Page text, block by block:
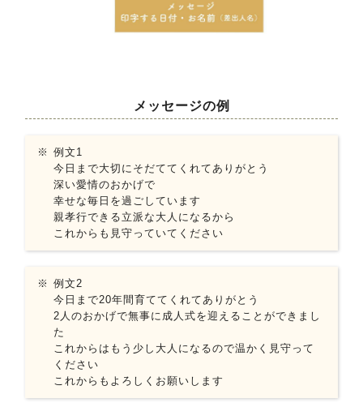
メッセージの例
例文1
今日まで大切にそだててくれてありがとう
深い愛情のおかげで
幸せな毎日を過ごしています
親孝行できる立派な大人になるから
これからも見守っていてください
例文2
今日まで20年間育ててくれてありがとう
2人のおかげで無事に成人式を迎えることができまし
た
これからはもう少し大人になるので温かく見守って
ください
これからもよろしくお願いします